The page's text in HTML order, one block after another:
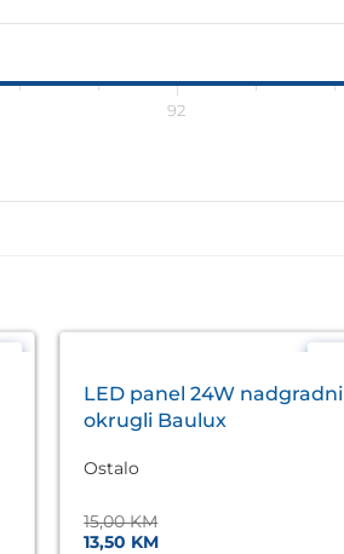
92
LED panel 24W nadgradni
okrugli Baulux
Ostalo
15,00KM
13,50 KM